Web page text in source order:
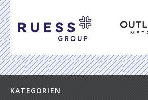
KATEGORIEN